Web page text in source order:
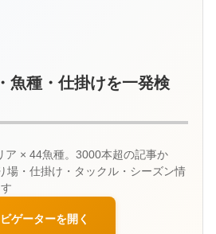
魚種・仕掛けを一発検
ゲーターを開く